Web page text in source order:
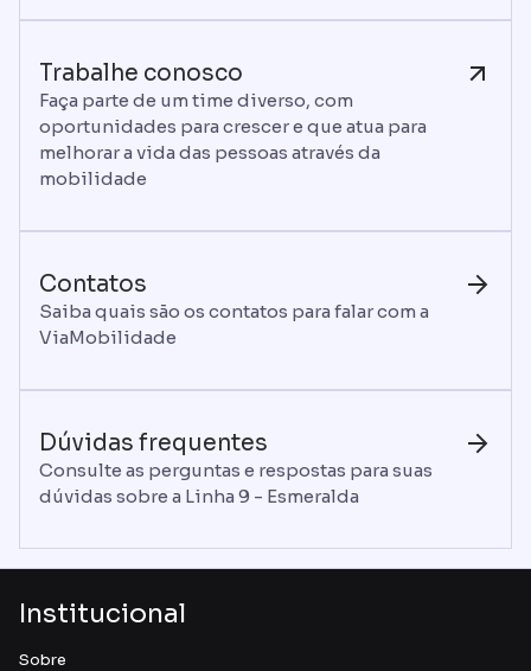
Trabalhe conosco
Faça parte de um time diverso, com
oportunidades para crescer e que atua para
melhorar a vida das pessoas através da
mobilidade
Contatos
Saiba quais são os contatos para falar com a
ViaMobilidade
Dúvidas frequentes
Consulte as perguntas e respostas para suas
dúvidas sobre a Linha 9 - Esmeralda
Institucional
Sobre